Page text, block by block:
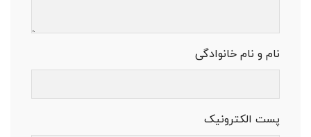
نام و نام خانوادگی
پست الکترونیک